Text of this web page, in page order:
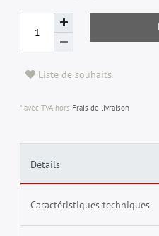
Liste de souhaits
* avec TVA hors Frais de livraison
Détails
Caractéristiques techniques